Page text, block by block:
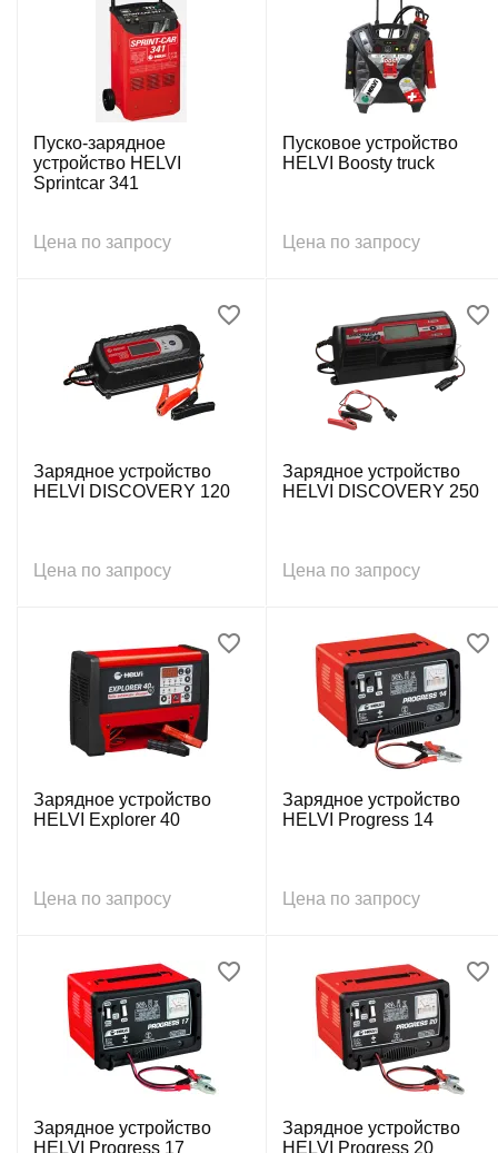
Пуско-зарядное
устройство HELVI
Sprintcar 341
Цена по запросу
Пусковое устройство
HELVI Boosty truck
Цена по запросу
Зарядное устройство
HELVI DISCOVERY 120
Цена по запросу
Зарядное устройство
HELVI DISCOVERY 250
Цена по запросу
Зарядное устройство
HELVI Explorer 40
Цена по запросу
Зарядное устройство
HELVI Progress 14
Цена по запросу
Зарядное устройство
HELVI Progress 17
Зарядное устройство
HELVI Progress 20